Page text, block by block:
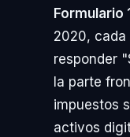
Formulario
2020, cada
responder
la parte
impuestos
activos